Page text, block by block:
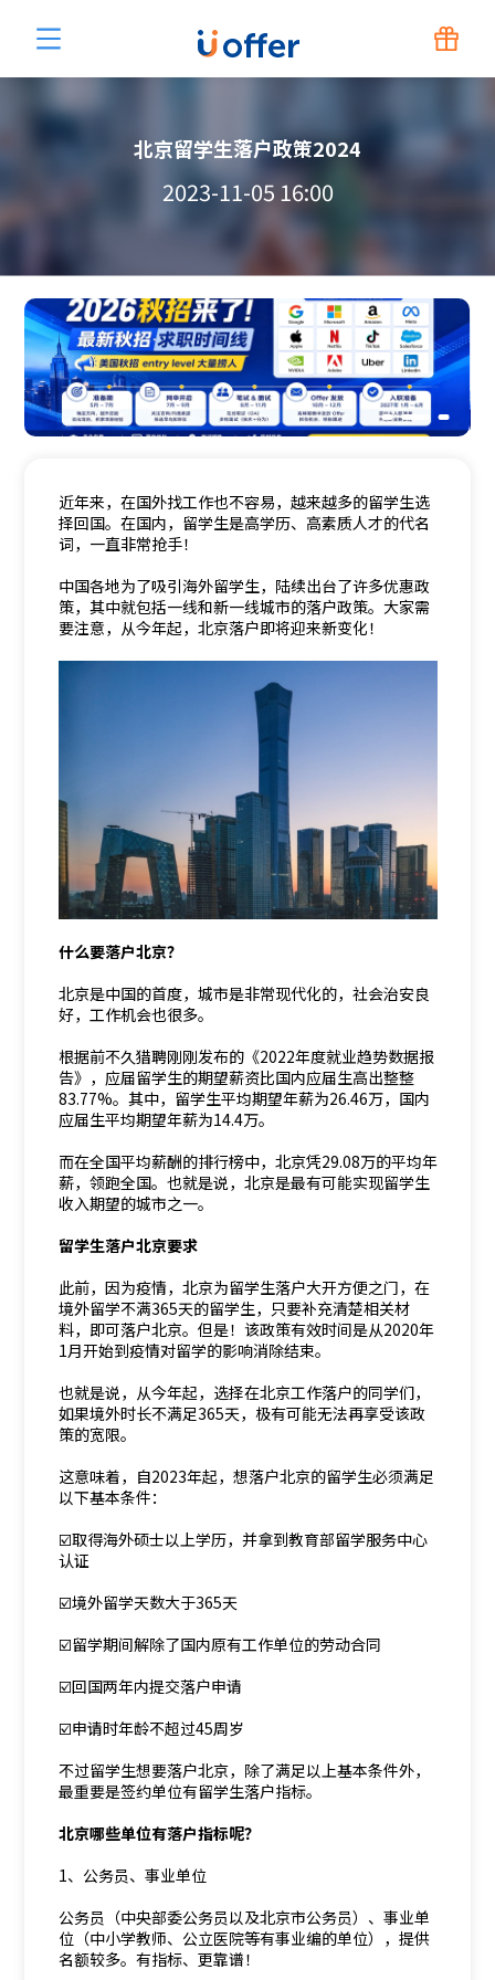
北京留学生落户政策2024
2023-11-05 16:00
近年来，在国外找工作也不容易，越来越多的留学生选
择回国。在国内，留学生是高学历、高素质人才的代名
词，一直非常抢手！
中国各地为了吸引海外留学生，陆续出台了许多优惠政
策，其中就包括一线和新一线城市的落户政策。大家需
要注意，从今年起，北京落户即将迎来新变化！
什么要落户北京？
北京是中国的首度，城市是非常现代化的，社会治安良
好，工作机会也很多。
根据前不久猎聘刚刚发布的《2022年度就业趋势数据报
告》，应届留学生的期望薪资比国内应届生高出整整
83.77%。其中，留学生平均期望年薪为26.46万，国内
应届生平均期望年薪为14.4万。
而在全国平均薪酬的排行榜中，北京凭29.08万的平均年
薪，领跑全国。也就是说，北京是最有可能实现留学生
收入期望的城市之一。
留学生落户北京要求
此前，因为疫情，北京为留学生落户大开方便之门，在
境外留学不满365天的留学生，只要补充清楚相关材
料，即可落户北京。但是！该政策有效时间是从2020年
1月开始到疫情对留学的影响消除结束。
也就是说，从今年起，选择在北京工作落户的同学们，
如果境外时长不满足365天，极有可能无法再享受该政
策的宽限。
这意味着，自2023年起，想落户北京的留学生必须满足
以下基本条件：
☑️取得海外硕士以上学历，并拿到教育部留学服务中心
认证
☑️境外留学天数大于365天
☑️留学期间解除了国内原有工作单位的劳动合同
☑️回国两年内提交落户申请
☑️申请时年龄不超过45周岁
不过留学生想要落户北京，除了满足以上基本条件外，
最重要是签约单位有留学生落户指标。
北京哪些单位有落户指标呢？
1、公务员、事业单位
公务员（中央部委公务员以及北京市公务员）、事业单
位（中小学教师、公立医院等有事业编的单位），提供
名额较多。有指标、更靠谱！